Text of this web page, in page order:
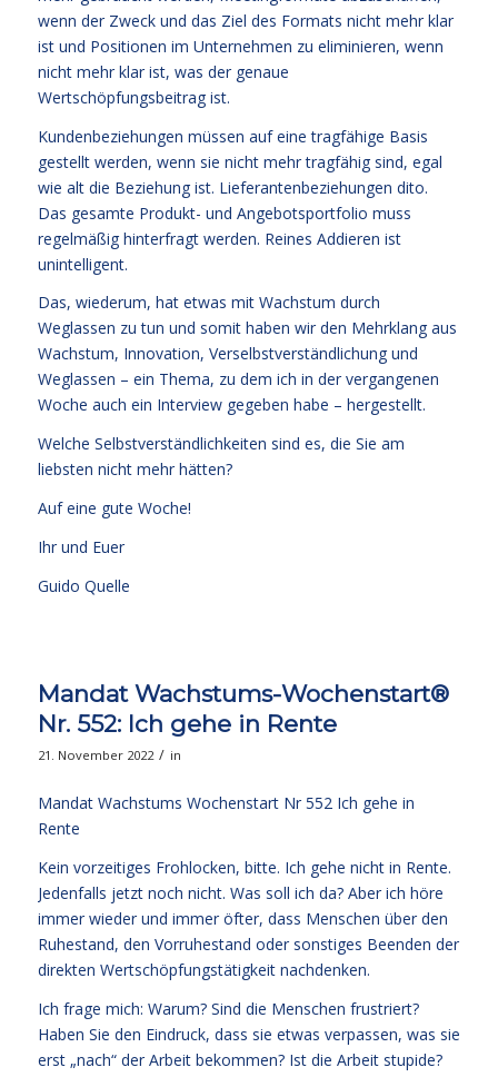
wenn der Zweck und das Ziel des Formats nicht mehr klar
ist und Positionen im Unternehmen zu eliminieren, wenn
nicht mehr klar ist, was der genaue
Wertschöpfungsbeitrag ist.
Kundenbeziehungen müssen auf eine tragfähige Basis
gestellt werden, wenn sie nicht mehr tragfähig sind, egal
wie alt die Beziehung ist. Lieferantenbeziehungen dito.
Das gesamte Produkt- und Angebotsportfolio muss
regelmäßig hinterfragt werden. Reines Addieren ist
unintelligent.
Das, wiederum, hat etwas mit Wachstum durch
Weglassen zu tun und somit haben wir den Mehrklang aus
Wachstum, Innovation, Verselbstverständlichung und
Weglassen – ein Thema, zu dem ich in der vergangenen
Woche auch ein Interview gegeben habe – hergestellt.
Welche Selbstverständlichkeiten sind es, die Sie am
liebsten nicht mehr hätten?
Auf eine gute Woche!
Ihr und Euer
Guido Quelle
Mandat Wachstums-Wochenstart®
Nr. 552: Ich gehe in Rente
21. November 2022 / in
Mandat Wachstums Wochenstart Nr 552 Ich gehe in
Rente
Kein vorzeitiges Frohlocken, bitte. Ich gehe nicht in Rente.
Jedenfalls jetzt noch nicht. Was soll ich da? Aber ich höre
immer wieder und immer öfter, dass Menschen über den
Ruhestand, den Vorruhestand oder sonstiges Beenden der
direkten Wertschöpfungstätigkeit nachdenken.
Ich frage mich: Warum? Sind die Menschen frustriert?
Haben Sie den Eindruck, dass sie etwas verpassen, was sie
erst „nach“ der Arbeit bekommen? Ist die Arbeit stupide?